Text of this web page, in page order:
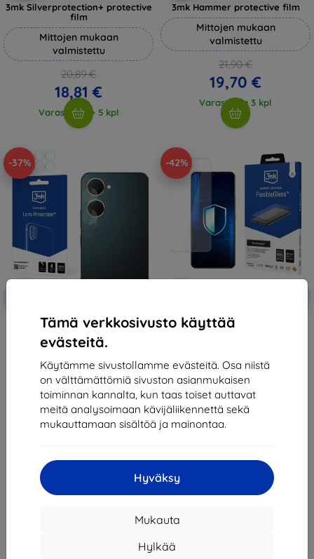
Tämä verkkosivusto käyttää
evästeitä.
Käytämme sivustollamme evästeitä. Osa niistä
on välttämättömiä sivuston asianmukaisen
toiminnan kannalta, kun taas toiset auttavat
meitä analysoimaan kävijäliikennettä sekä
mukauttamaan sisältöä ja mainontaa.
Hyväksy
Mukauta
Hylkää
3mk Silverprotection+ protective
film
Mittojen mukaan
valmistettu
20,89 €
18,81 €
Varastossa > 5 kpl
3mk Hammer protective film
Mittojen mukaan
valmistettu
21,90 €
19,70 €
Varastossa 3 kpl
-37%
3MK Lens Protect Vivo Y03
Kameran linssinsuoja 4 kpl
9,90 €
6,20 €
Viimeinen kappale varastossa
-42%
3MK FlexibleGlass Vivo Y03
Hybrid Glass
8,01 €
Viimeinen kappale varastossa
yhteensä6.